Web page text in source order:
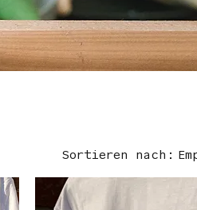
Sortieren nach: